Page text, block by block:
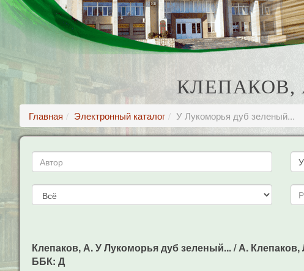
КЛЕПАКОВ,
Главная Электронный каталог У Лукоморья дуб зеленый...
Клепаков, А. У Лукоморья дуб зеленый... / А.
ББК: Д